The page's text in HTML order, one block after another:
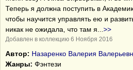
Теперь я должна поступить в
чтобы научится управлять ею и
никак не ожидала, что там я
>>
Добавлен в коллекцию 6 Ноября 2016
Автор: Назаренко Валерия
Жанры: Фэнтези